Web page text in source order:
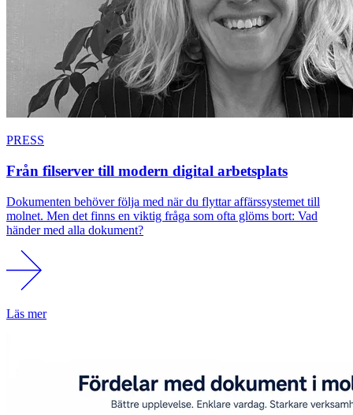
PRESS
Från filserver till modern digital arbetsplats
Dokumenten behöver följa med när du flyttar affärssystemet till
molnet. Men det finns en viktig fråga som ofta glöms bort: Vad
händer med alla dokument?
Läs mer